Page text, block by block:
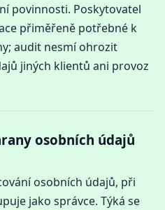
povinnosti. Poskytovatel
přiměřeně potřebné k
audit nesmí ohrozit
jiných klientů ani provoz
osobních údajů
osobních údajů, při
jako správce. Týká se